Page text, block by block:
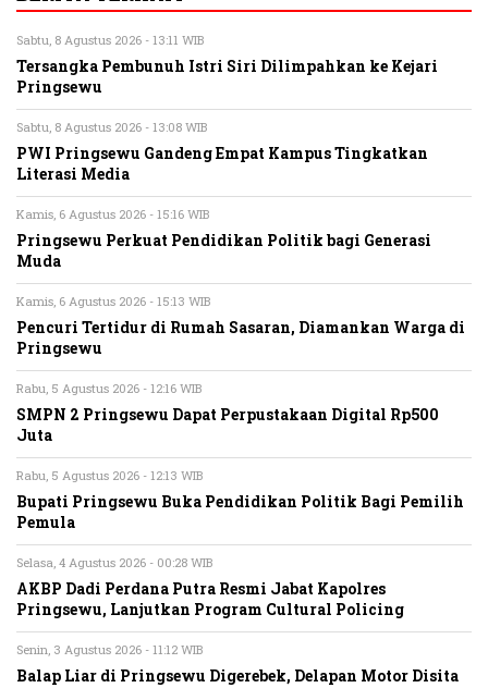
Sabtu, 8 Agustus 2026 - 13:11 WIB
Tersangka Pembunuh Istri Siri Dilimpahkan ke Kejari
Pringsewu
Sabtu, 8 Agustus 2026 - 13:08 WIB
PWI Pringsewu Gandeng Empat Kampus Tingkatkan
Literasi Media
Kamis, 6 Agustus 2026 - 15:16 WIB
Pringsewu Perkuat Pendidikan Politik bagi Generasi
Muda
Kamis, 6 Agustus 2026 - 15:13 WIB
Pencuri Tertidur di Rumah Sasaran, Diamankan Warga di
Pringsewu
Rabu, 5 Agustus 2026 - 12:16 WIB
SMPN 2 Pringsewu Dapat Perpustakaan Digital Rp500
Juta
Rabu, 5 Agustus 2026 - 12:13 WIB
Bupati Pringsewu Buka Pendidikan Politik Bagi Pemilih
Pemula
Selasa, 4 Agustus 2026 - 00:28 WIB
AKBP Dadi Perdana Putra Resmi Jabat Kapolres
Pringsewu, Lanjutkan Program Cultural Policing
Senin, 3 Agustus 2026 - 11:12 WIB
Balap Liar di Pringsewu Digerebek, Delapan Motor Disita